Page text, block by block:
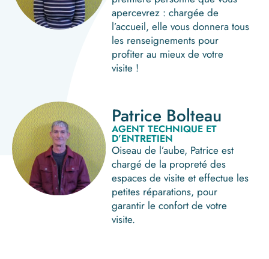
apercevrez : chargée de
l’accueil, elle vous donnera tous
les renseignements pour
profiter au mieux de votre
visite !
Patrice Bolteau
AGENT TECHNIQUE ET
D’ENTRETIEN
Oiseau de l’aube, Patrice est
chargé de la propreté des
espaces de visite et effectue les
petites réparations, pour
garantir le confort de votre
visite.